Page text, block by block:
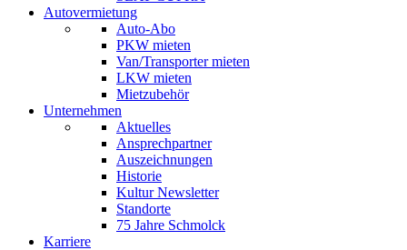
Autovermietung
Auto-Abo
PKW mieten
Van/Transporter mieten
LKW mieten
Mietzubehör
Unternehmen
Aktuelles
Ansprechpartner
Auszeichnungen
Historie
Kultur Newsletter
Standorte
75 Jahre Schmolck
Karriere